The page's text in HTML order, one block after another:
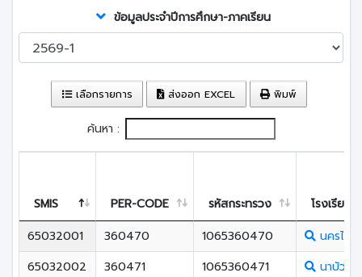
ข้อมูลประจำปีการศึกษา-ภาคเรียน
เลือกรายการ ส่งออก EXCEL พิมพ์
ค้นหา :
SMIS PER-CODE รหัสกระทรวง
โรงเรียน
65032001
360470 1065360470
นครไทย
65032002
360471 1065360471
นาบัววิท